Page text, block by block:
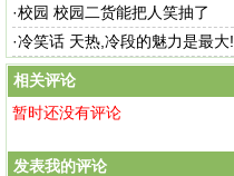
·校园 校园二货能把人笑抽了
·冷笑话 天热,冷段的魅力是最大!
相关评论
暂时还没有评论
发表我的评论